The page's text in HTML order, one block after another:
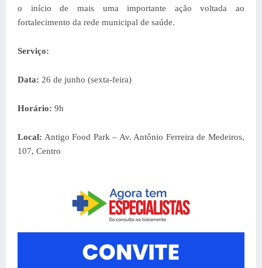
o início de mais uma importante ação voltada ao
fortalecimento da rede municipal de saúde.
Serviço:
Data: 26 de junho (sexta-feira)
Horário: 9h
Local: Antigo Food Park – Av. Antônio Ferreira de Medeiros,
107, Centro